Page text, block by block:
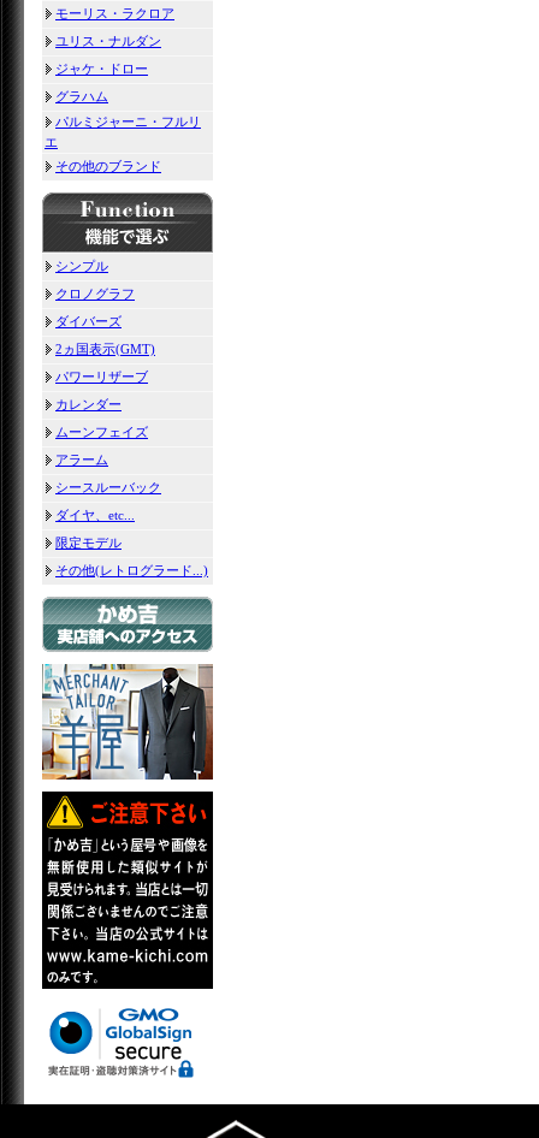
モーリス・ラクロア
ユリス・ナルダン
ジャケ・ドロー
グラハム
パルミジャーニ・フルリ
エ
その他のブランド
シンプル
クロノグラフ
ダイバーズ
2ヵ国表示(GMT)
パワーリザーブ
カレンダー
ムーンフェイズ
アラーム
シースルーバック
ダイヤ、etc...
限定モデル
その他(レトログラード...)